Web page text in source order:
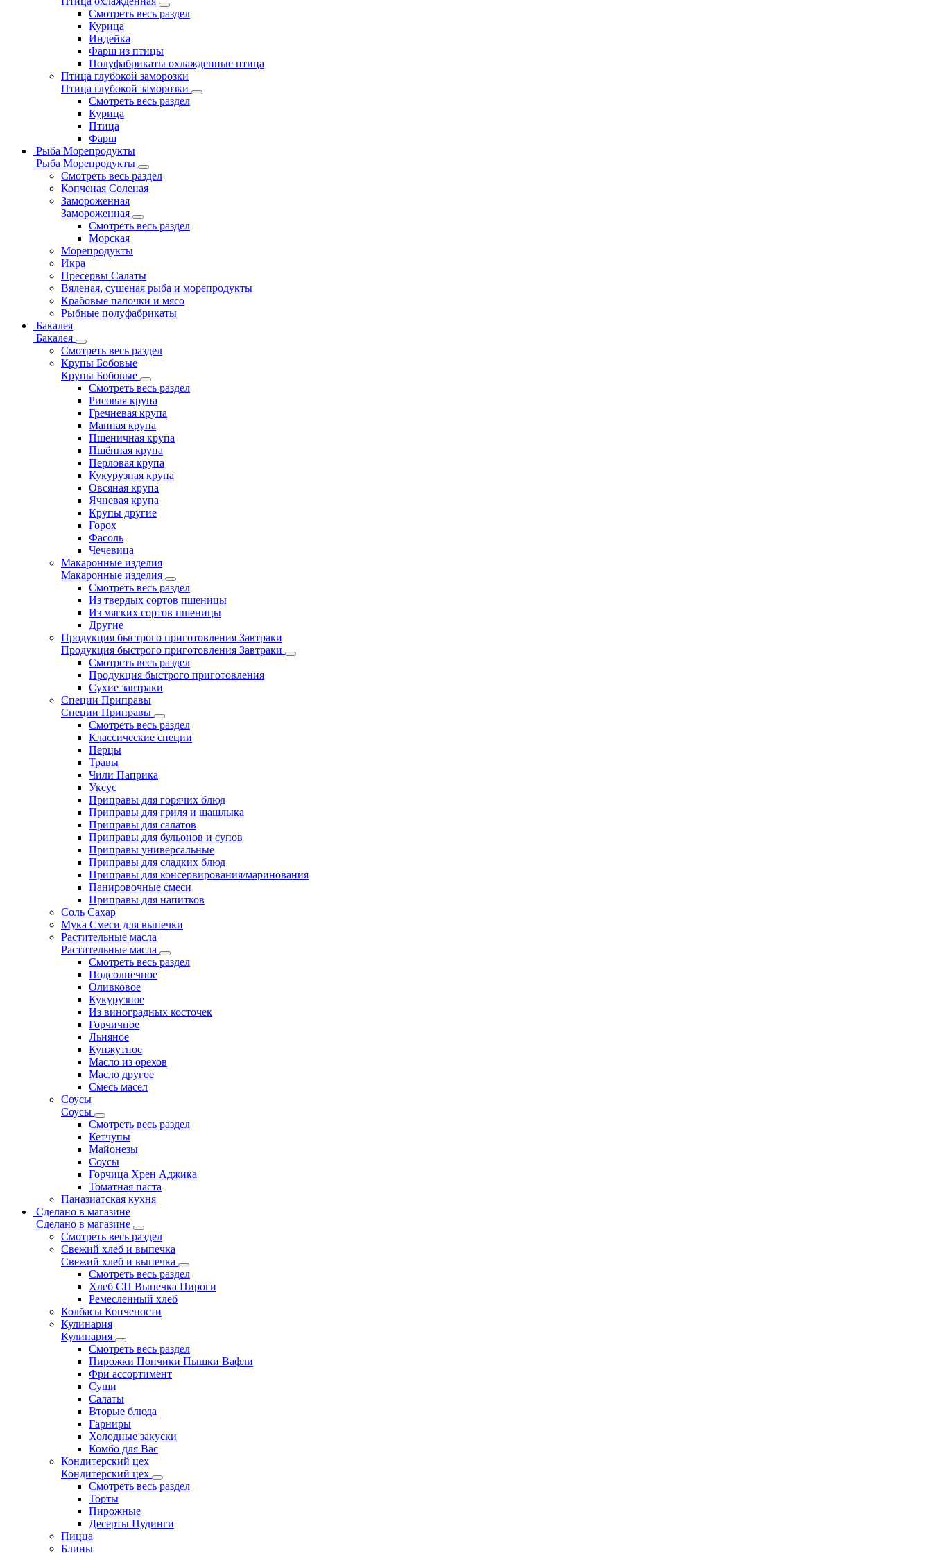
Смотреть весь раздел
Курица
Индейка
Фарш из птицы
Полуфабрикаты охлажденные птица
Птица глубокой заморозки
Птица глубокой заморозки
Смотреть весь раздел
Курица
Птица
Фарш
Рыба Морепродукты
Рыба Морепродукты
Смотреть весь раздел
Копченая Соленая
Замороженная
Замороженная
Смотреть весь раздел
Морская
Морепродукты
Икра
Пресервы Салаты
Вяленая, сушеная рыба и морепродукты
Крабовые палочки и мясо
Рыбные полуфабрикаты
Бакалея
Бакалея
Смотреть весь раздел
Крупы Бобовые
Крупы Бобовые
Смотреть весь раздел
Рисовая крупа
Гречневая крупа
Манная крупа
Пшеничная крупа
Пшённая крупа
Перловая крупа
Кукурузная крупа
Овсяная крупа
Ячневая крупа
Крупы другие
Горох
Фасоль
Чечевица
Макаронные изделия
Макаронные изделия
Смотреть весь раздел
Из твердых сортов пшеницы
Из мягких сортов пшеницы
Другие
Продукция быстрого приготовления Завтраки
Продукция быстрого приготовления Завтраки
Смотреть весь раздел
Продукция быстрого приготовления
Сухие завтраки
Специи Приправы
Специи Приправы
Смотреть весь раздел
Классические специи
Перцы
Травы
Чили Паприка
Уксус
Приправы для горячих блюд
Приправы для гриля и шашлыка
Приправы для салатов
Приправы для бульонов и супов
Приправы универсальные
Приправы для сладких блюд
Приправы для консервирования/маринования
Панировочные смеси
Приправы для напитков
Соль Сахар
Мука Смеси для выпечки
Растительные масла
Растительные масла
Смотреть весь раздел
Подсолнечное
Оливковое
Кукурузное
Из виноградных косточек
Горчичное
Льняное
Кунжутное
Масло из орехов
Масло другое
Смесь масел
Соусы
Соусы
Смотреть весь раздел
Кетчупы
Майонезы
Соусы
Горчица Хрен Аджика
Томатная паста
Паназиатская кухня
Сделано в магазине
Сделано в магазине
Смотреть весь раздел
Свежий хлеб и выпечка
Свежий хлеб и выпечка
Смотреть весь раздел
Хлеб СП Выпечка Пироги
Ремесленный хлеб
Колбасы Копчености
Кулинария
Кулинария
Смотреть весь раздел
Пирожки Пончики Пышки Вафли
Фри ассортимент
Суши
Салаты
Вторые блюда
Гарниры
Холодные закуски
Комбо для Вас
Кондитерский цех
Кондитерский цех
Смотреть весь раздел
Торты
Пирожные
Десерты Пудинги
Пицца
Блины